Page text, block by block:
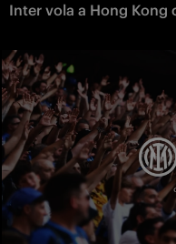
Inter vola a Hong Kong